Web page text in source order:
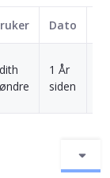
Dato
1 År
siden